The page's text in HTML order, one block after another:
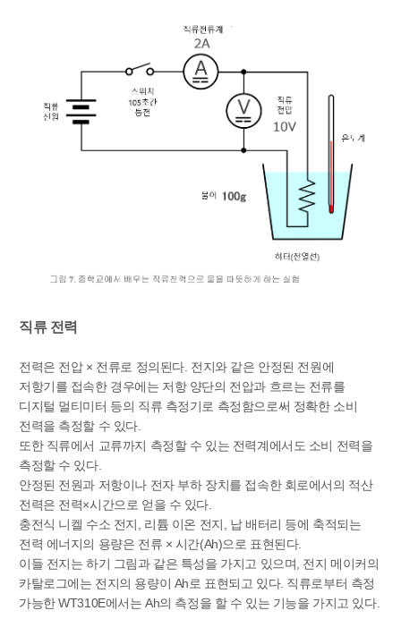
직류 전력
전력은 전압 × 전류로 정의된다. 전지와 같은 안정된 전원에
저항기를 접속한 경우에는 저항 양단의 전압과 흐르는 전류를
디지털 멀티미터 등의 직류 측정기로 측정함으로써 정확한 소비
전력을 측정할 수 있다.
또한 직류에서 교류까지 측정할 수 있는 전력계에서도 소비 전력을
측정할 수 있다.
안정된 전원과 저항이나 전자 부하 장치를 접속한 회로에서의 적산
전력은 전력×시간으로 얻을 수 있다.
충전식 니켈 수소 전지, 리튬 이온 전지, 납 배터리 등에 축적되는
전력 에너지의 용량은 전류 × 시간(Ah)으로 표현된다.
이들 전지는 하기 그림과 같은 특성을 가지고 있으며, 전지 메이커의
카탈로그에는 전지의 용량이 Ah로 표현되고 있다. 직류로부터 측정
가능한 WT310E에서는 Ah의 측정을 할 수 있는 기능을 가지고 있다.